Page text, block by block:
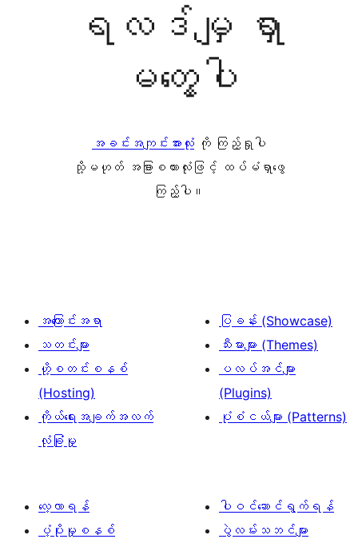
ရလဒ်မျှ ရှာ
မတွေ့ပါ
အခင်းအကျင်းအားလုံး ကို ကြည့်ရှုပါ
သို့မဟုတ် အခြားစကားလုံးဖြင့် ထပ်မံရှာဖွေ
ကြည့်ပါ။
အကြောင်းအရာ
သတင်းများ
ဟို့စတင်းစနစ်
(Hosting)
ကိုယ်ရေးအချက်အလက်
လုံခြုံမှု
ပြခန်း (Showcase)
သီးမားများ (Themes)
ပလပ်အင်များ
(Plugins)
ပုံစံငယ်များ (Patterns)
လေ့လာရန်
ပံ့ပိုးမှုစနစ်
ပါဝင်ဆောင်ရွက်ရန်
ပွဲလမ်းသဘင်များ